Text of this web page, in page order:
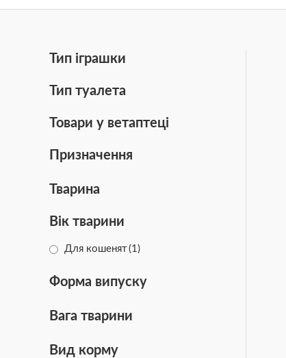
Тип іграшки
Тип туалета
Товари у ветаптеці
Призначення
Тварина
Вік тварини
Для кошенят(1)
Форма випуску
Вага тварини
Вид корму